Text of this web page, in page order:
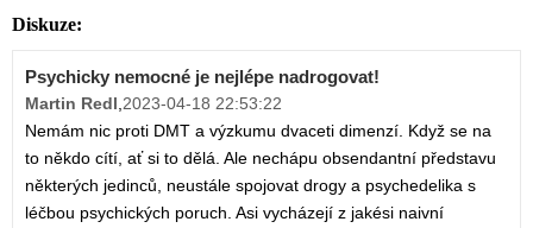
Diskuze:
Psychicky nemocné je nejlépe nadrogovat!
Martin Redl 2023-04-18 22:53:22
Nemám nic proti DMT a výzkumu dvaceti dimenzí. Když se na
to někdo cítí, ať si to dělá. Ale nechápu obsendantní představu
některých jedinců, neustále spojovat drogy a psychedelika s
léčbou psychických poruch. Asi vycházejí z jakési naivní